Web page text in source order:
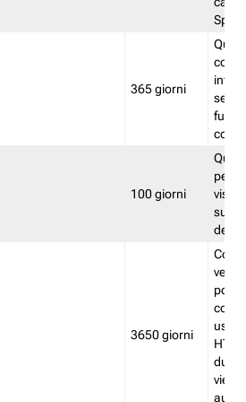
Split
365 giorni
100 giorni
su
3650 giorni
viene